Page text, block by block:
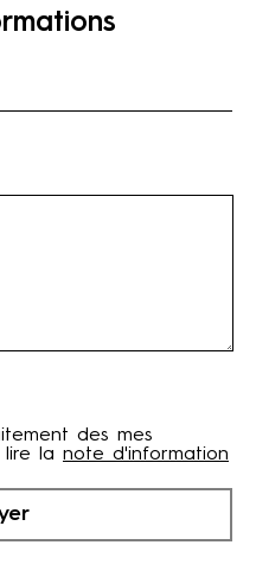
des mes
lire la note d'information